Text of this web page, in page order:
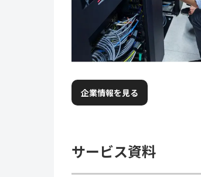
企業情報を見る
サービス資料